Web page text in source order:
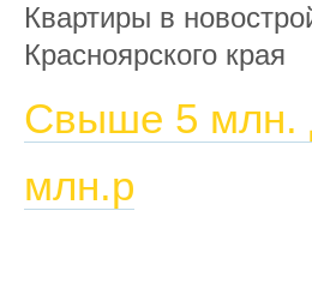
Квартиры в
Красноярского края
Свыше 5 млн.
млн.р